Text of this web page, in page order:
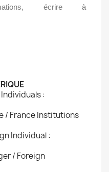
écrire à
Individuals :
/ France Institutions
Individual :
/ Foreign